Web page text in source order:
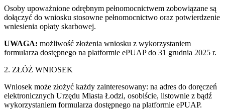
Osoby upoważnione odrębnym pełnomocnictwem zobowiązane są
dołączyć do wniosku stosowne pełnomocnictwo oraz potwierdzenie
wniesienia opłaty skarbowej.
UWAGA: możliwość złożenia wniosku z wykorzystaniem
formularza dostępnego na platformie ePUAP do 31 grudnia 2025 r.
2. ZŁÓŻ WNIOSEK
Wniosek może złożyć każdy zainteresowany: na adres do doręczeń
elektronicznych Urzędu Miasta Łodzi, osobiście, listownie z bądź
wykorzystaniem formularza dostępnego na platformie ePUAP.